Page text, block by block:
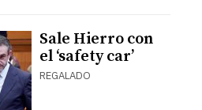
Sale Hierro con
el ‘safety car’
REGALADO